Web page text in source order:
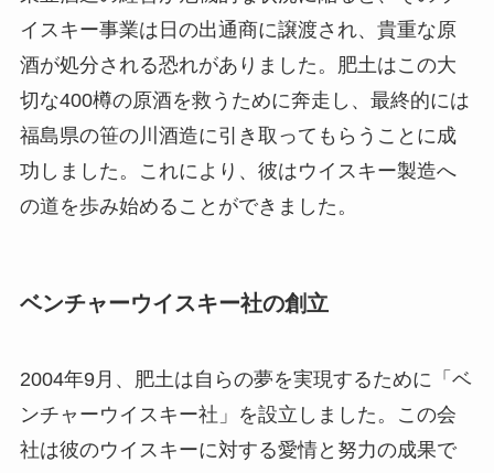
イスキー事業は日の出通商に譲渡され、貴重な原
酒が処分される恐れがありました。肥土はこの大
切な400樽の原酒を救うために奔走し、最終的には
福島県の笹の川酒造に引き取ってもらうことに成
功しました。これにより、彼はウイスキー製造へ
の道を歩み始めることができました。
ベンチャーウイスキー社の創立
2004年9月、肥土は自らの夢を実現するために「ベ
ンチャーウイスキー社」を設立しました。この会
社は彼のウイスキーに対する愛情と努力の成果で